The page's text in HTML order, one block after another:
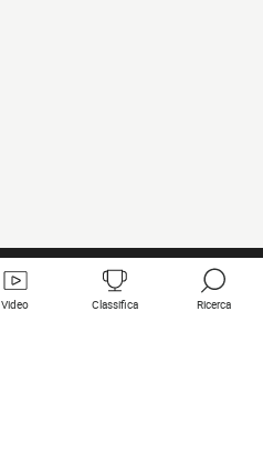
Video Classifica Ricerca